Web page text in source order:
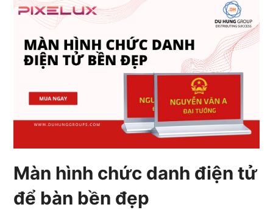
Màn hình chức danh điện tử
để bàn bền đẹp